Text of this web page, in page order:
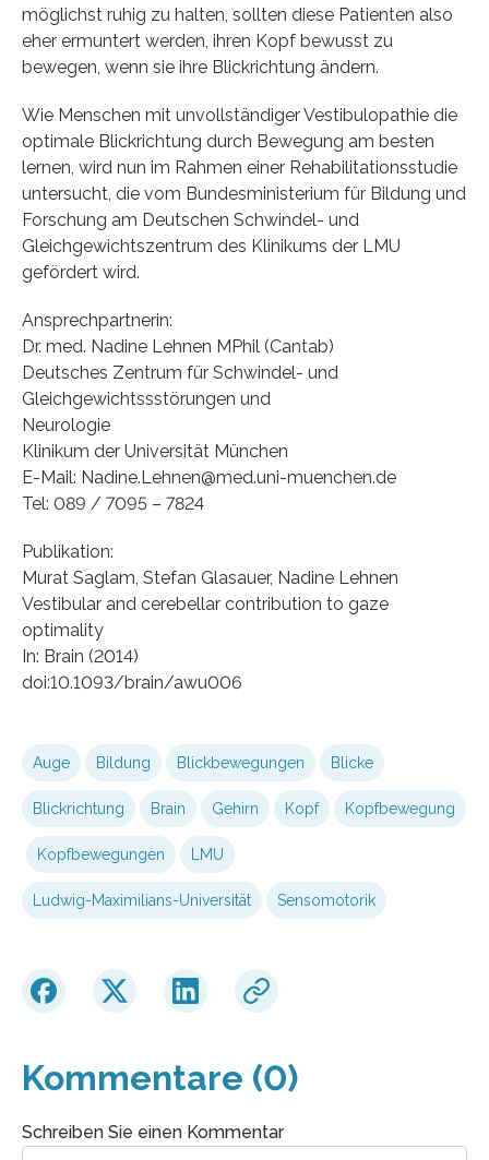
möglichst ruhig zu halten, sollten diese Patienten also
eher ermuntert werden, ihren Kopf bewusst zu
bewegen, wenn sie ihre Blickrichtung ändern.
Wie Menschen mit unvollständiger Vestibulopathie die
optimale Blickrichtung durch Bewegung am besten
lernen, wird nun im Rahmen einer Rehabilitationsstudie
untersucht, die vom Bundesministerium für Bildung und
Forschung am Deutschen Schwindel- und
Gleichgewichtszentrum des Klinikums der LMU
gefördert wird.
Ansprechpartnerin:
Dr. med. Nadine Lehnen MPhil (Cantab)
Deutsches Zentrum für Schwindel- und
Gleichgewichtssstörungen und
Neurologie
Klinikum der Universität München
E-Mail: Nadine.Lehnen@med.uni-muenchen.de
Tel: 089 / 7095 – 7824
Publikation:
Murat Saglam, Stefan Glasauer, Nadine Lehnen
Vestibular and cerebellar contribution to gaze
optimality
In: Brain (2014)
doi:10.1093/brain/awu006
Auge Bildung Blickbewegungen Blicke
Blickrichtung Brain Gehirn Kopf Kopfbewegung
Kopfbewegungen LMU
Ludwig-Maximilians-Universität Sensomotorik
Kommentare (0)
Schreiben Sie einen Kommentar